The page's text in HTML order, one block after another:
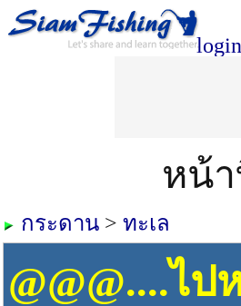
login
หน้า
กระดาน > ทะเล
@@@....ไ